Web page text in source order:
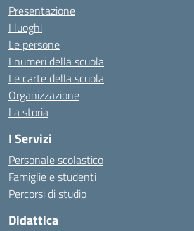
Presentazione
I luoghi
Le persone
I numeri della scuola
Le carte della scuola
Organizzazione
La storia
I Servizi
Personale scolastico
Famiglie e studenti
Percorsi di studio
Didattica